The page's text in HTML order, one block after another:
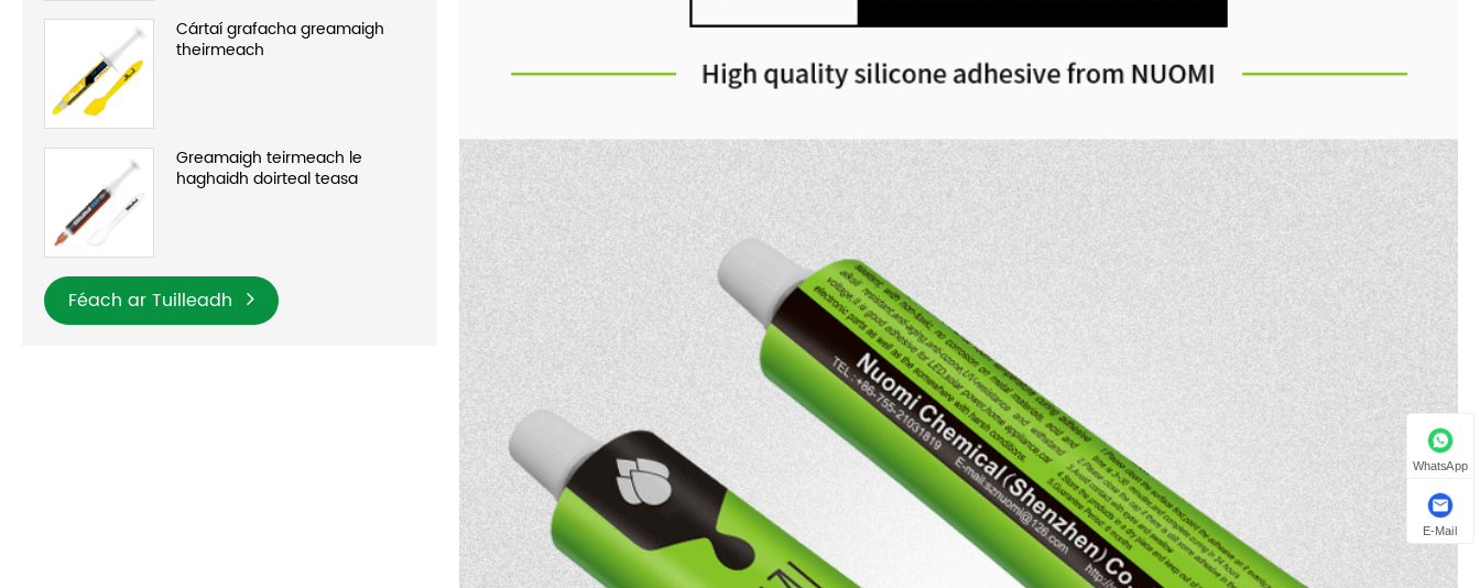
Cártaí grafacha greamaigh
theirmeach
Greamaigh teirmeach le
haghaidh doirteal teasa
Féach ar Tuilleadh
WhatsApp
E-Mail